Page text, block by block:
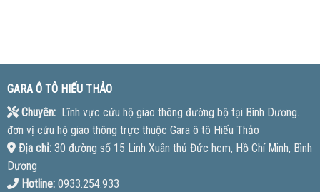
GARA Ô TÔ HIẾU THẢO
Chuyên:Lĩnh vực cứu hộ giao thông đường bộ tại Bình Dương.
đơn vị cứu hộ giao thông trực thuộc Gara ô tô Hiếu Thảo
Địa chỉ:30 đường số 15 Linh Xuân thủ Đức hcm, Hồ Chí Minh, Bình
Dương
Hotline:0933.254.933